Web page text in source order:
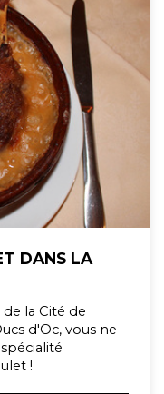
DANS LA
la Cité de
d'Oc, vous ne
!